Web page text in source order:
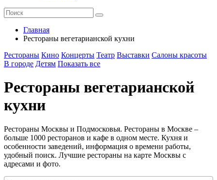
Главная
Рестораны вегетарианской кухни
Рестораны Кино Концерты Театр Выставки Салоны красоты
В городе Детям Показать все
Рестораны вегетарианской
кухни
Рестораны Москвы и Подмосковья. Рестораны в Москве –
больше 1000 ресторанов и кафе в одном месте. Кухня и
особенности заведений, информация о времени работы,
удобный поиск. Лучшие рестораны на карте Москвы с
адресами и фото.